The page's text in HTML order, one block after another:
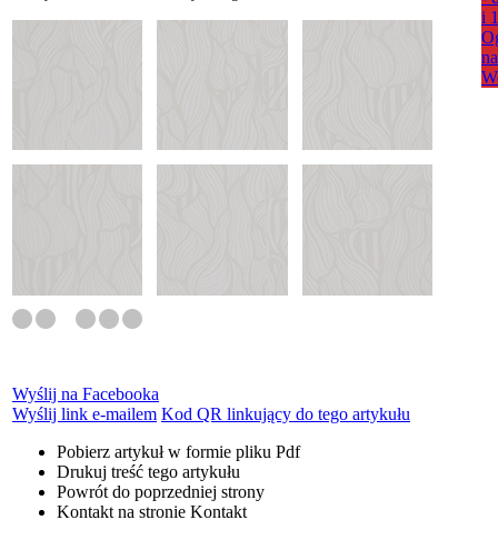
Wyślij na Facebooka
Wyślij link e-mailem Kod QR linkujący do tego artykułu
Pobierz artykuł w formie pliku Pdf
Drukuj treść tego artykułu
Powrót do poprzedniej strony
Kontakt na stronie Kontakt
i